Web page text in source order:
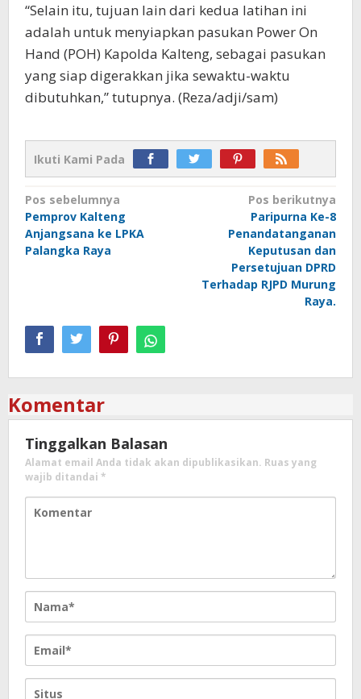
“Selain itu, tujuan lain dari kedua latihan ini
adalah untuk menyiapkan pasukan Power On
Hand (POH) Kapolda Kalteng, sebagai pasukan
yang siap digerakkan jika sewaktu-waktu
dibutuhkan,” tutupnya. (Reza/adji/sam)
Ikuti Kami Pada
Navigasi
pos
Pos sebelumnya
Pemprov Kalteng
Anjangsana ke LPKA
Palangka Raya
Pos berikutnya
Paripurna Ke-8
Penandatanganan
Keputusan dan
Persetujuan DPRD
Terhadap RJPD Murung
Raya.
Komentar
Tinggalkan Balasan
Alamat email Anda tidak akan dipublikasikan. Ruas yang
wajib ditandai *